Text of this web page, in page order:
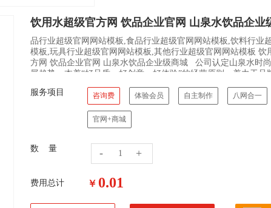
饮用水超级官方网 饮品企业官网 山泉水饮品企业
品行业超级官网网站模板,食品行业超级官网网站模板,饮料行业
模板,玩具行业超级官网网站模板,其他行业超级官网网站模板 饮
方网 饮品企业官网 山泉水饮品企业级商城 公司认定山泉水时
展趋势，本着“好品质、好创意、好体验”的经营原则，着力于品
服务项目
咨询费 体验会员 自主制作 八网合一
官网+商城
数 量 - +
费用总计 ￥ 0.01